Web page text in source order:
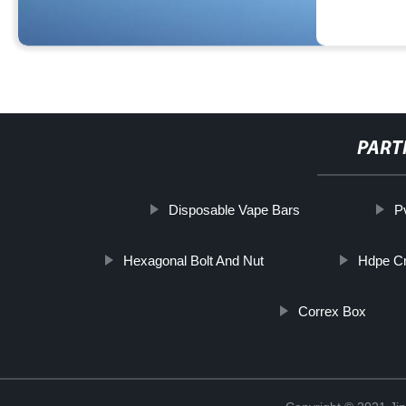
Disposable Vape Bars
Hexagonal Bolt And Nut Hdpe
Correx Box